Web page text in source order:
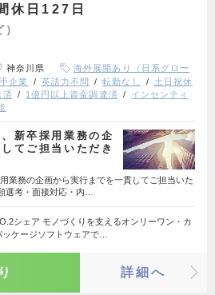
休日127日
神奈川県
海外展開あり（日系グロー
企業 英語力不問 転勤なし
土日祝休
済 1億円以上資金調達済
インセンティ
新卒採用業務の企
てご担当いただき
業務の企画から実行までを一貫してご担当いた
考・面接対応・内…
シェア モノづくりを支えるオンリーワン・カ
ケージソフトウェアで…
詳細へ